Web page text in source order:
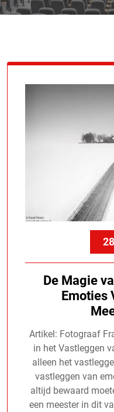
De Magie
Emoties
Artikel: Fotograaf
in het Vastleggen
alleen het
vastleggen van
altijd bewaard
een meester in dit